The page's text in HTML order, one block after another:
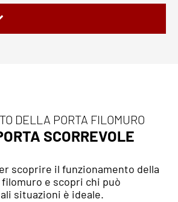
DELLA PORTA FILOMURO
SCORREVOLE
scoprire il funzionamento della
e scopri chi può
situazioni è ideale.